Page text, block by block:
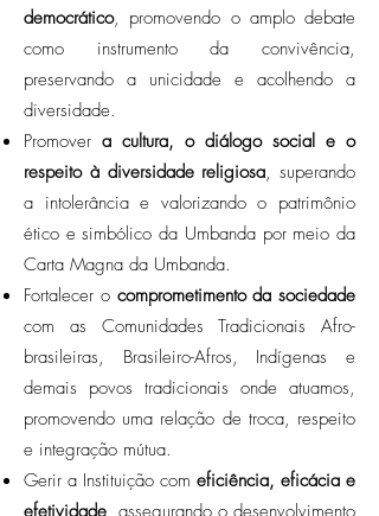
democrático, promovendo o amplo debate
como instrumento da convivência,
preservando a unicidade e acolhendo a
diversidade.
Promover a cultura, o diálogo social e o
respeito à diversidade religiosa, superando
a intolerância e valorizando o patrimônio
ético e simbólico da Umbanda por meio da
Carta Magna da Umbanda.
Fortalecer o comprometimento da sociedade
com as Comunidades Tradicionais Afro-
brasileiras, Brasileiro-Afros, Indígenas e
demais povos tradicionais onde atuamos,
promovendo uma relação de troca, respeito
e integração mútua.
Gerir a Instituição com eficiência, eficácia e
efetividade, assegurando o desenvolvimento